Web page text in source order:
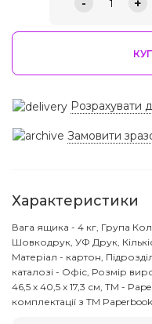
- 1 +
Розрахувати
Замовити
Характеристики
Вага ящика - 4 кг, Група
Шовкодрук, УФ Друк,
Матеріал - картон,
каталозі - Офіс, Розмір
46,5 х 40,5 х 17,3 см, ТМ -
комплектації з ТМ Paperbook